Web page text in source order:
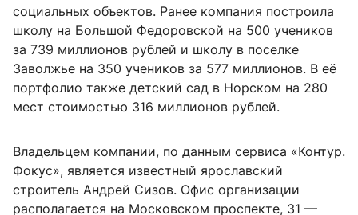
социальных объектов. Ранее компания построила
школу на Большой Федоровской на 500 учеников
за 739 миллионов рублей и школу в поселке
Заволжье на 350 учеников за 577 миллионов. В её
портфолио также детский сад в Норском на 280
мест стоимостью 316 миллионов рублей.
Владельцем компании, по данным сервиса «Контур.
Фокус», является известный ярославский
строитель Андрей Сизов. Офис организации
располагается на Московском проспекте, 31 —